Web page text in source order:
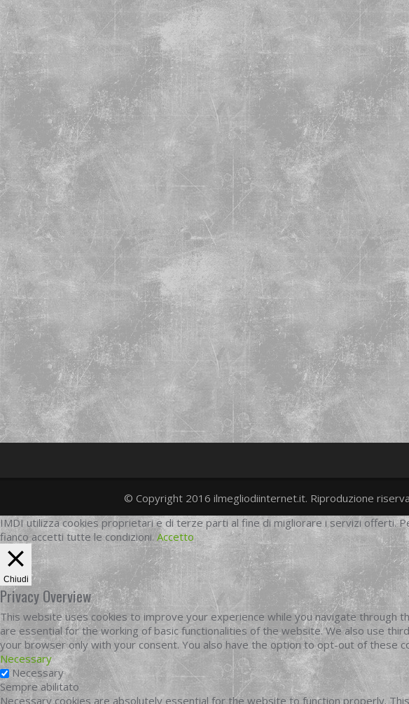
twitter
© Copyright 2016 ilmegliodiinternet.it. Riproduzione
IMDI utilizza cookies proprietari e di terze parti al fine di migliorare i servizi offerti.
fianco accetti tutte le condizioni. Accetto
Chiudi
Privacy Overview
This website uses cookies to improve your experience while you navigate
are essential for the working of basic functionalities of the website. We also use
your browser only with your consent. You also have the option to opt-out of these
Necessary
Necessary
Sempre abilitato
Necessary cookies are absolutely essential for the website to function properly.